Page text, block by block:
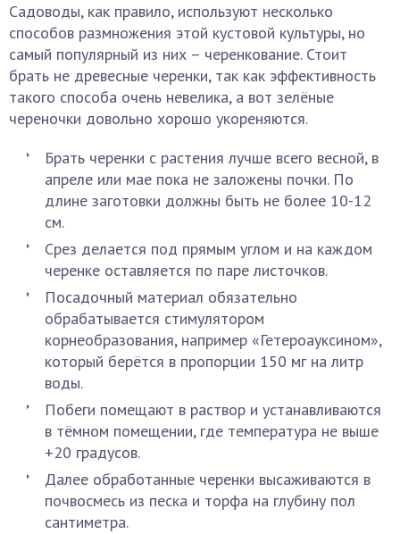
Садоводы, как правило, используют несколько
способов размножения этой кустовой культуры, но
самый популярный из них – черенкование. Стоит
брать не древесные черенки, так как эффективность
такого способа очень невелика, а вот зелёные
череночки довольно хорошо укореняются.
Брать черенки с растения лучше всего весной, в
апреле или мае пока не заложены почки. По
длине заготовки должны быть не более 10-12
см.
Срез делается под прямым углом и на каждом
черенке оставляется по паре листочков.
Посадочный материал обязательно
обрабатывается стимулятором
корнеобразования, например «Гетероауксином»,
который берётся в пропорции 150 мг на литр
воды.
Побеги помещают в раствор и устанавливаются
в тёмном помещении, где температура не выше
+20 градусов.
Далее обработанные черенки высаживаются в
почвосмесь из песка и торфа на глубину пол
сантиметра.